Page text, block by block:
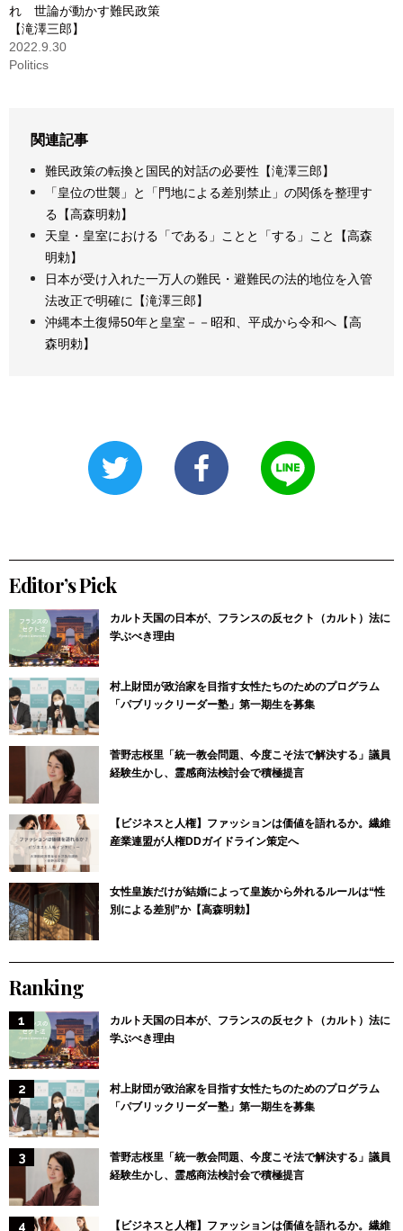
れ 世論が動かす難民政策
【滝澤三郎】
2022.9.30
Politics
関連記事
難民政策の転換と国民的対話の必要性【滝澤三郎】
「皇位の世襲」と「門地による差別禁止」の関係を整理す
る【高森明勅】
天皇・皇室における「である」ことと「する」こと【高森
明勅】
日本が受け入れた一万人の難民・避難民の法的地位を入管
法改正で明確に【滝澤三郎】
沖縄本土復帰50年と皇室－－昭和、平成から令和へ【高
森明勅】
Editor’s Pick
カルト天国の日本が、フランスの反セクト（カルト）法に
学ぶべき理由
村上財団が政治家を目指す女性たちのためのプログラム
「パブリックリーダー塾」第一期生を募集
菅野志桜里「統一教会問題、今度こそ法で解決する」議員
経験生かし、霊感商法検討会で積極提言
【ビジネスと人権】ファッションは価値を語れるか。繊維
産業連盟が人権DDガイドライン策定へ
女性皇族だけが結婚によって皇族から外れるルールは“性
別による差別”か【高森明勅】
Ranking
カルト天国の日本が、フランスの反セクト（カルト）法に
学ぶべき理由
村上財団が政治家を目指す女性たちのためのプログラム
「パブリックリーダー塾」第一期生を募集
菅野志桜里「統一教会問題、今度こそ法で解決する」議員
経験生かし、霊感商法検討会で積極提言
【ビジネスと人権】ファッションは価値を語れるか。繊維